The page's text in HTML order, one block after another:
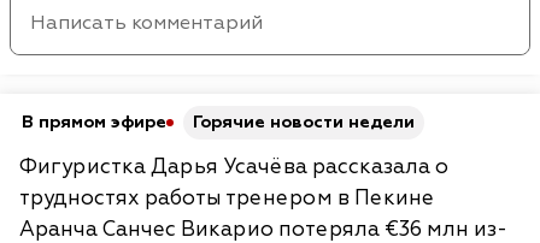
В прямом эфире Горячие новости недели
Фигуристка Дарья Усачёва рассказала о
трудностях работы тренером в Пекине
Аранча Санчес Викарио потеряла €36 млн из-